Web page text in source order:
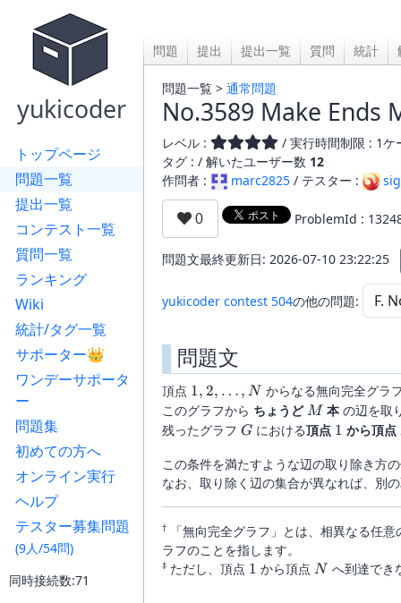
yukicoder
トップページ
問題一覧
提出一覧
コンテスト一覧
質問一覧
ランキング
Wiki
統計/タグ一覧
サポーター👑
ワンデーサポータ
ー
問題集
初めての方へ
オンライン実行
ヘルプ
テスター募集問題
(9人/54問)
同時接続数:71
問題 提出 提出一覧 質問 統計
問題一覧 > 通常問題
No.3589 Make Ends
レベル :
/ 実行時間制限 : 1
タグ : / 解いたユーザー数 12
作問者 :
marc2825 / テスター :
ProblemId :
問題文最終更新日: 2026-07-10 23:22:25
yukicoder contest 504の他の問題:
問題文
頂点 1,2,\dots,N
1, 2, … , N からなる無向完全グラ
このグラフから ちょうどM
M本の辺を取
残ったグラフ G
G における頂点 1
1 から頂点
この条件を満たすような辺の取り除き方
なお、取り除く辺の集合が異なれば、別
†
「無向完全グラフ」とは、相異なる任
ラフのことを指します。
‡ ただし、頂点 1
1 から頂点 N
N へ到達でき